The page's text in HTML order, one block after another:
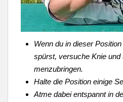
Wenn du in dieser
spürst, versuche Knie
menzubringen.
Halte die Position einige
Atme dabei entspannt in